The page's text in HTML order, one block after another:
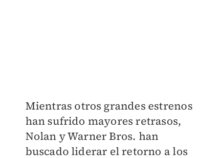
Mientras otros grandes estrenos
han sufrido mayores retrasos,
Nolan y Warner Bros. han
buscado liderar el retorno a los